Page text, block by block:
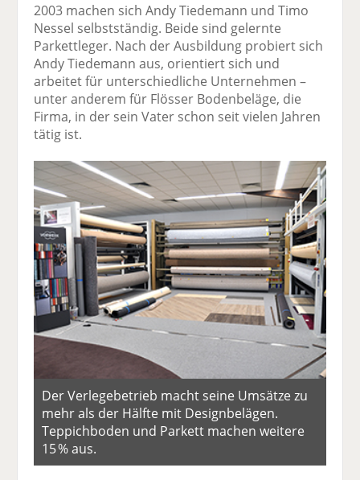
2003 machen sich Andy Tiedemann und Timo
Nessel selbstständig. Beide sind gelernte
Parkettleger. Nach der Ausbildung probiert sich
Andy Tiedemann aus, orientiert sich und
arbeitet für unterschiedliche Unternehmen –
unter anderem für Flösser Bodenbeläge, die
Firma, in der sein Vater schon seit vielen Jahren
tätig ist.
Der Verlegebetrieb macht seine Umsätze zu
mehr als der Hälfte mit Designbelägen.
Teppichboden und Parkett machen weitere
15 % aus.